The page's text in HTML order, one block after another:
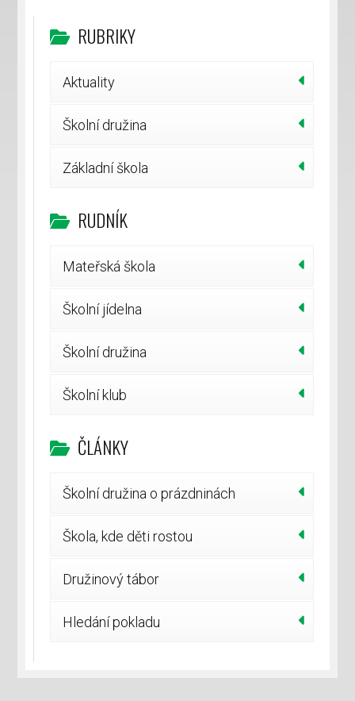
RUBRIKY
Aktuality
Školní družina
Základní škola
RUDNÍK
Mateřská škola
Školní jídelna
Školní družina
Školní klub
ČLÁNKY
Školní družina o prázdninách
Škola, kde děti rostou
Družinový tábor
Hledání pokladu